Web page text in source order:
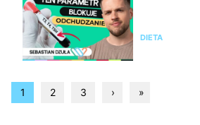
DIETA
1 2 3 › »